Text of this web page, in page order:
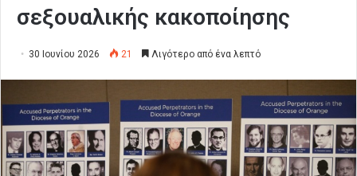
σεξουαλικής κακοποίησης
30 Ιουνίου 2026 21 Λιγότερο από ένα λεπτό